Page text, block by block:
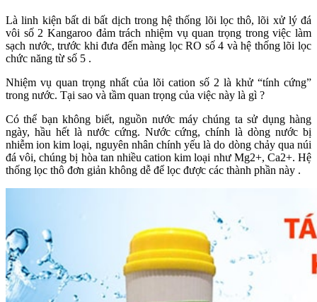
Là linh kiện bất di bất dịch trong hệ thống lõi lọc thô, lõi xử lý đá
vôi số 2 Kangaroo đảm trách nhiệm vụ quan trọng trong việc làm
sạch nước, trước khi đưa đến màng lọc RO số 4 và hệ thống lõi lọc
chức năng từ số 5 .
Nhiệm vụ quan trọng nhất của lõi cation số 2 là khử “tính cứng”
trong nước. Tại sao và tầm quan trọng của việc này là gì ?
Có thể bạn không biết, nguồn nước máy chúng ta sử dụng hàng
ngày, hầu hết là nước cứng. Nước cứng, chính là dòng nước bị
nhiễm ion kim loại, nguyên nhân chính yếu là do dòng chảy qua núi
đá vôi, chúng bị hòa tan nhiều cation kim loại như Mg2+, Ca2+. Hệ
thống lọc thô đơn giản không dễ để lọc được các thành phần này .